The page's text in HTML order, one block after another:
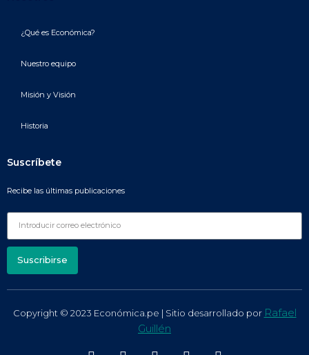
¿Qué es Económica?
Nuestro equipo
Misión y Visión
Historia
Suscríbete
Recibe las últimas publicaciones
Suscribirse
Copyright © 2023 Económica.pe | Sitio desarrollado por Rafael
Guillén